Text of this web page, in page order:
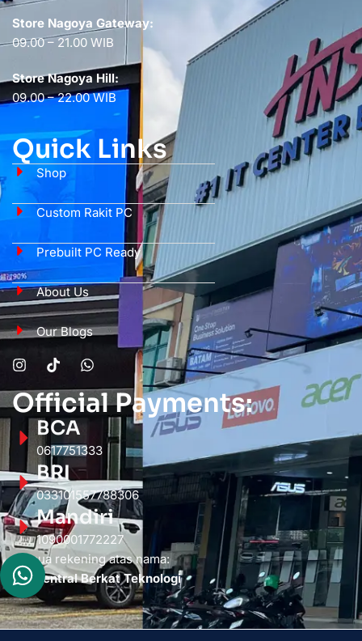
Store Nagoya Gateway:
09.00 – 21.00 WIB
Store Nagoya Hill:
09.00 – 22.00 WIB
Quick Links
Shop
Custom Rakit PC
Prebuilt PC Ready
About Us
Our Blogs
Official Payments:
BCA
0617751333
BRI
033101557788306
Mandiri
1090001772227
Semua rekening atas nama:
PT. Sentral Berkat Teknologi